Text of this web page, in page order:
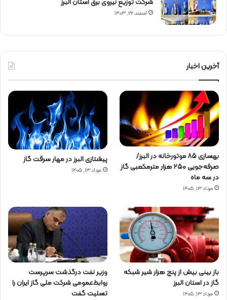
شركت توزیع نیروی برق استان البرز
اسفند ۲۶, ۱۴۰۳
آخرین اخبار
بهسازی ۸۵ موتورخانه در البرز/
صرفه‌جویی ۲۵۰ هزار مترمکعبی گاز
در سه ماه
مرداد ۱۳, ۱۴۰۵
پیشتازی البرز در مهار سرقت گاز
مرداد ۱۳, ۱۴۰۵
باز بینی بیش از پنج هزار شیر شبکه
گاز در استان البرز
مرداد ۱۳, ۱۴۰۵
وزیر نفت درگذشت سرپرست
روابط‌عمومی شرکت ملی گاز ایران را
تسلیت گفت